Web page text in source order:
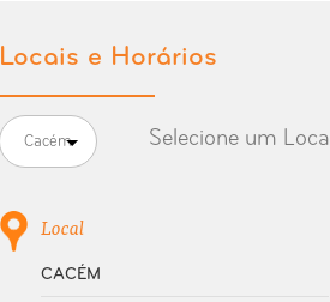
Locais e Horários
Cacém Selecione um Local
Local
CACÉM